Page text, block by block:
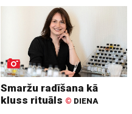
Smaržu radīšana kā
kluss rituāls © DIENA